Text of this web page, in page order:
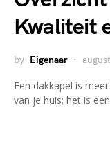
Kwaliteit
by Eigenaar
Een dakkapel is
van je huis; het is